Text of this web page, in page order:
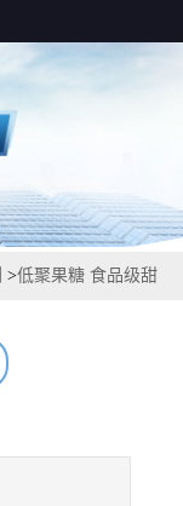
>低聚果糖 食品级甜